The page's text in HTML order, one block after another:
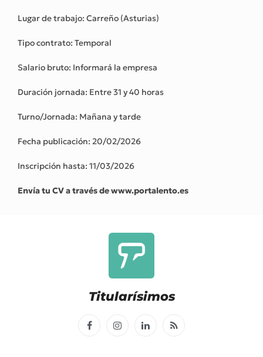
Lugar de trabajo: Carreño (Asturias)
Tipo contrato: Temporal
Salario bruto: Informará la empresa
Duración jornada: Entre 31 y 40 horas
Turno/Jornada: Mañana y tarde
Fecha publicación: 20/02/2026
Inscripción hasta: 11/03/2026
Envía tu CV a través de www.portalento.es
Titularísimos
FacebookInstagramLinkedInRSS